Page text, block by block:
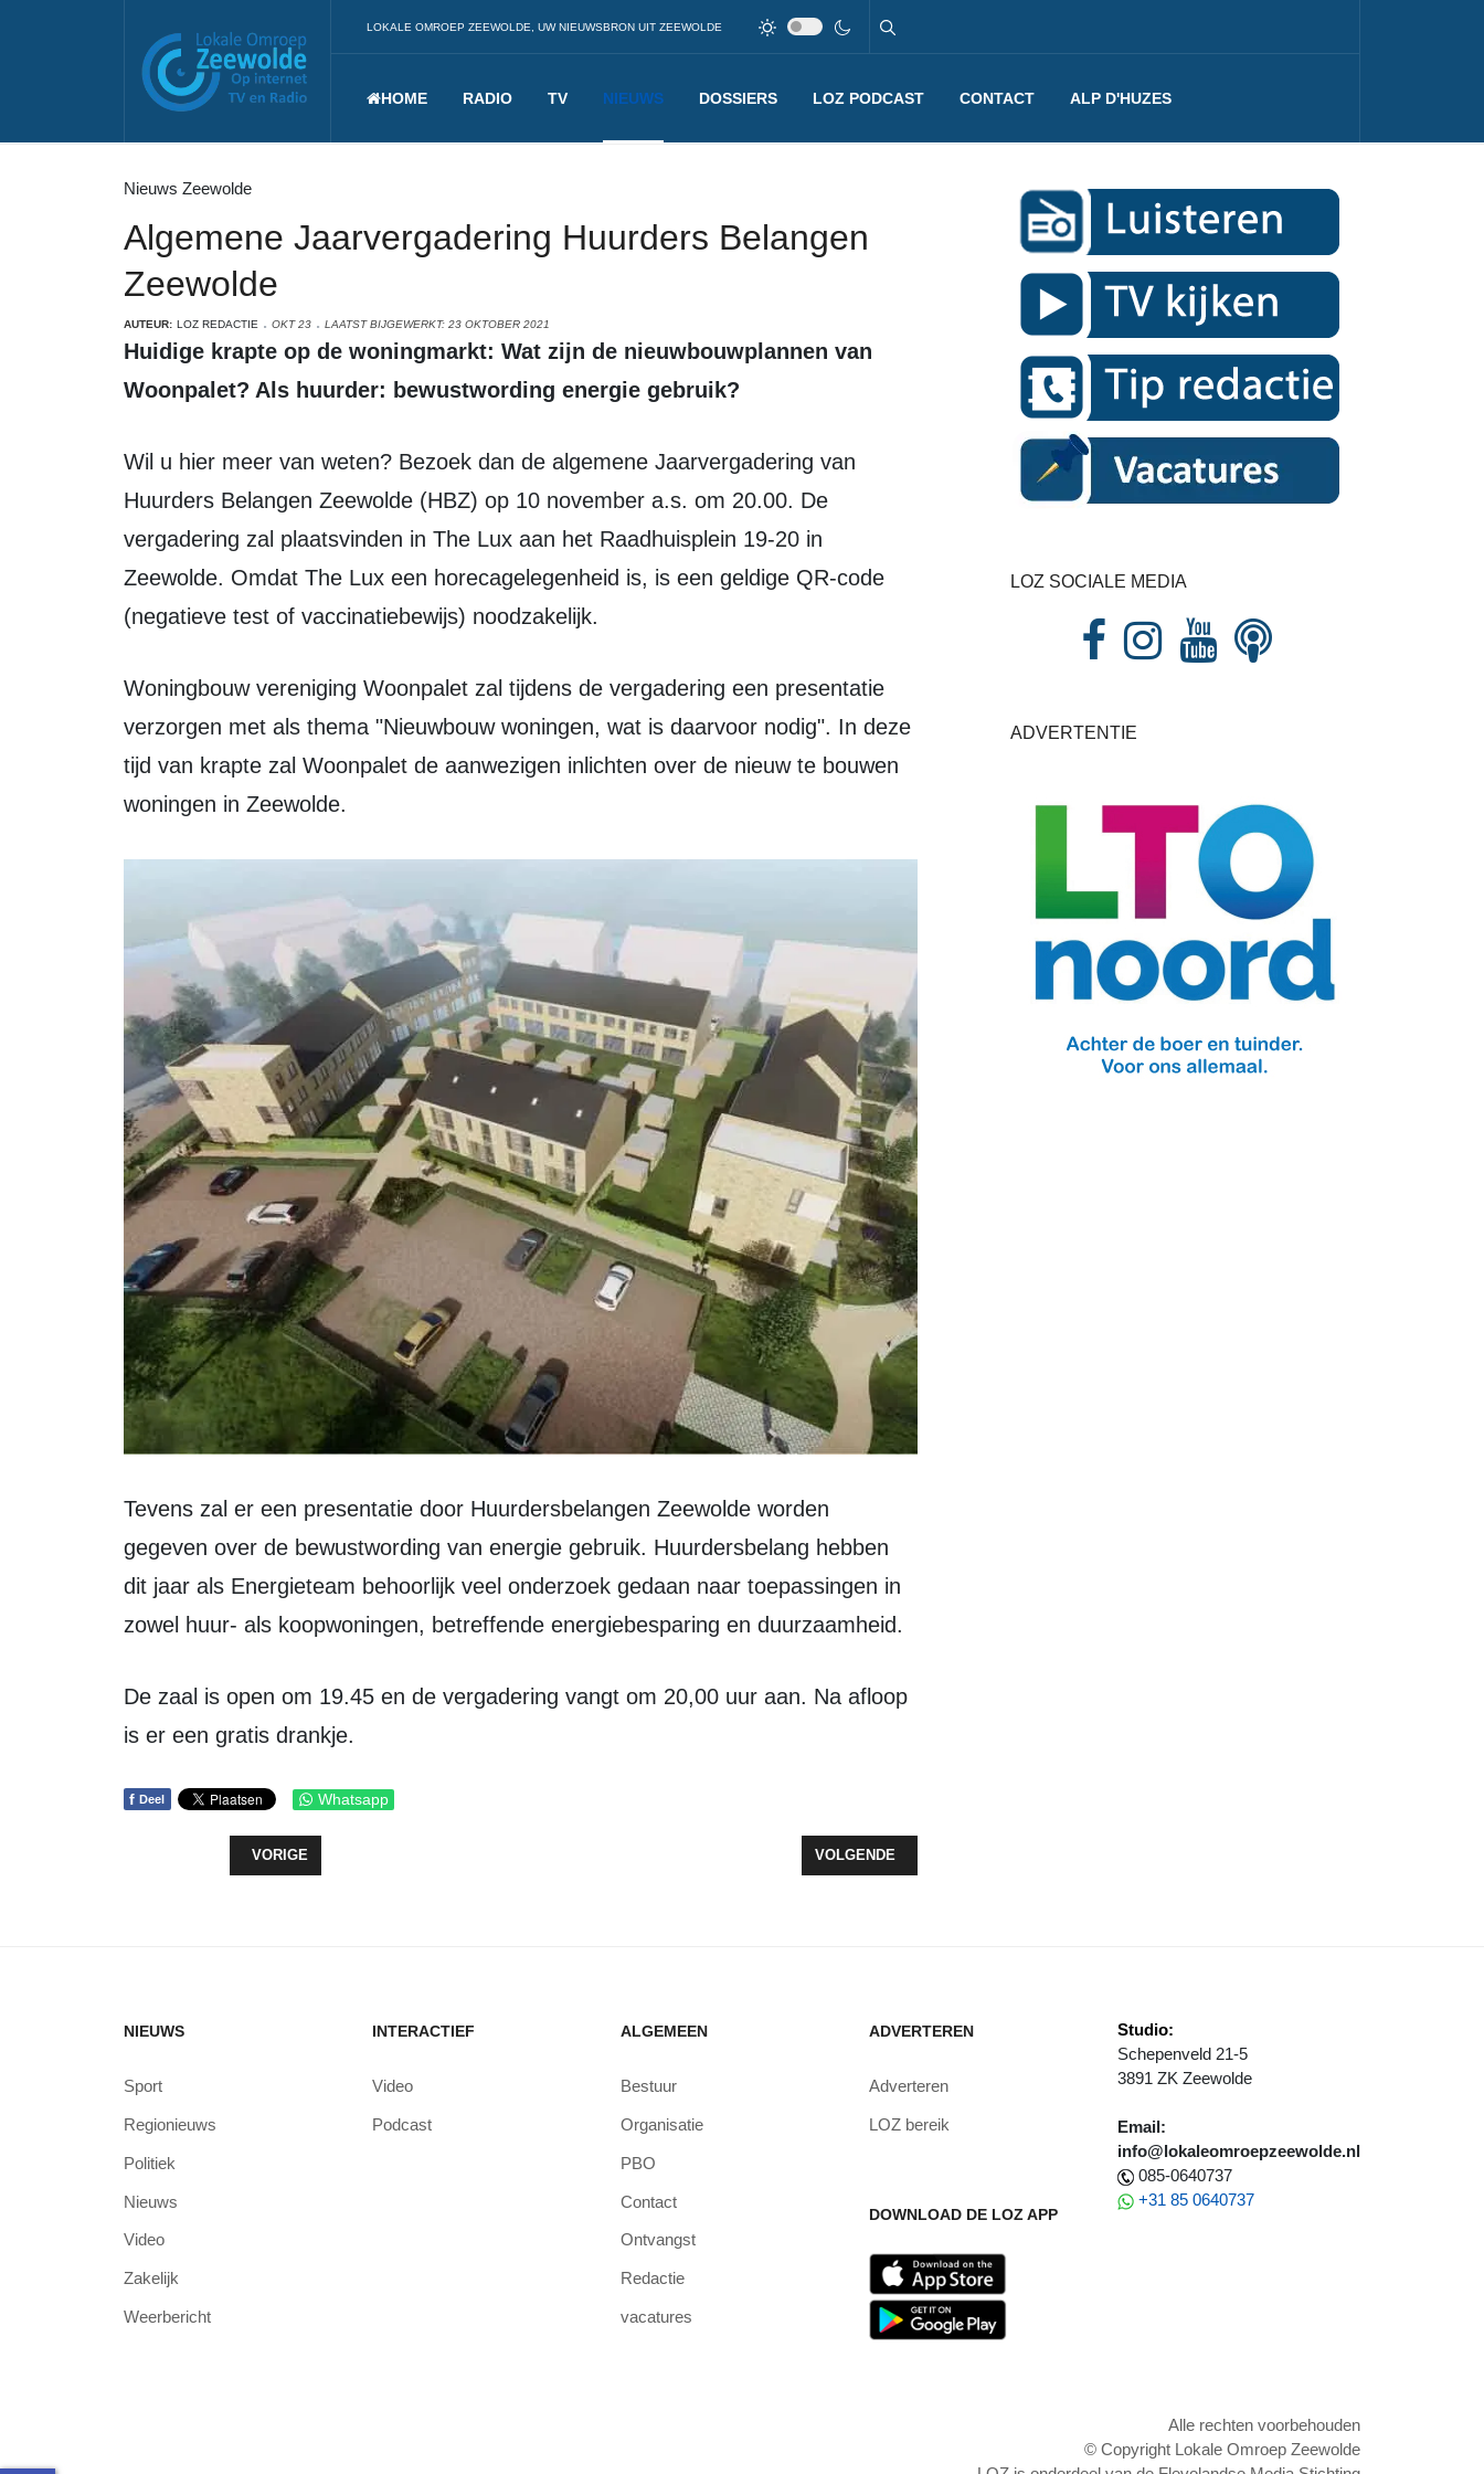
LOKALE OMROEP ZEEWOLDE, UW NIEUWSBRON UIT ZEEWOLDE
HOME RADIO TV NIEUWS DOSSIERS LOZ PODCAST CONTACT ALP D'HUZES
Nieuws Zeewolde
Algemene Jaarvergadering Huurders Belangen
Zeewolde
AUTEUR: LOZ REDACTIE OKT 23 LAATST BIJGEWERKT: 23 OKTOBER 2021
Huidige krapte op de woningmarkt: Wat zijn de nieuwbouwplannen van
Woonpalet? Als huurder: bewustwording energie gebruik?
Wil u hier meer van weten? Bezoek dan de algemene Jaarvergadering van
Huurders Belangen Zeewolde (HBZ) op 10 november a.s. om 20.00. De
vergadering zal plaatsvinden in The Lux aan het Raadhuisplein 19-20 in
Zeewolde. Omdat The Lux een horecagelegenheid is, is een geldige QR-code
(negatieve test of vaccinatiebewijs) noodzakelijk.
Woningbouw vereniging Woonpalet zal tijdens de vergadering een presentatie
verzorgen met als thema "Nieuwbouw woningen, wat is daarvoor nodig". In deze
tijd van krapte zal Woonpalet de aanwezigen inlichten over de nieuw te bouwen
woningen in Zeewolde.
Tevens zal er een presentatie door Huurdersbelangen Zeewolde worden
gegeven over de bewustwording van energie gebruik. Huurdersbelang hebben
dit jaar als Energieteam behoorlijk veel onderzoek gedaan naar toepassingen in
zowel huur- als koopwoningen, betreffende energiebesparing en duurzaamheid.
De zaal is open om 19.45 en de vergadering vangt om 20,00 uur aan. Na afloop
is er een gratis drankje.
f Deel Whatsapp
VORIG ARTIKEL: IN FLEVOLAND 121 WAPENS INGELEVERD OP POLITIEBUREAUS
VORIGE VOLGENDE ARTIKEL: ‘UNIEKE ERVARING’ IN DE BELEVING
VOLGENDE
LOZ SOCIALE MEDIA
ADVERTENTIE
NIEUWS
Sport
Regionieuws
Politiek
Nieuws
Video
Zakelijk
Weerbericht
INTERACTIEF
Video
Podcast
ALGEMEEN
Bestuur
Organisatie
PBO
Contact
Ontvangst
Redactie
vacatures
ADVERTEREN
Adverteren
LOZ bereik
DOWNLOAD DE LOZ APP
Studio:
Schepenveld 21-5
3891 ZK Zeewolde
Email:
info@lokaleomroepzeewolde.nl
085-0640737
+31 85 0640737
Alle rechten voorbehouden
© Copyright Lokale Omroep Zeewolde